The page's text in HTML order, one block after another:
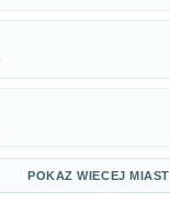
POKAZ WIECEJ MIAST